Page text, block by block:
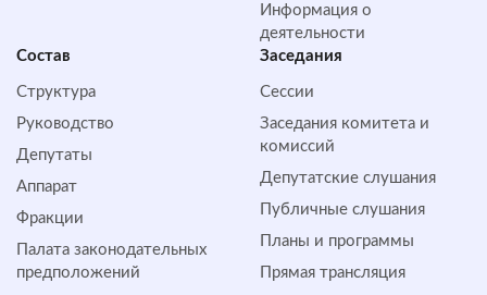
Информация о
деятельности
Состав
Структура
Руководство
Депутаты
Аппарат
Фракции
Палата законодательных
предположений
Заседания
Сессии
Заседания комитета и
комиссий
Депутатские слушания
Публичные слушания
Планы и программы
Прямая трансляция